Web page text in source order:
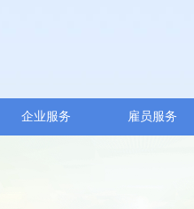
企业服务 雇员服务